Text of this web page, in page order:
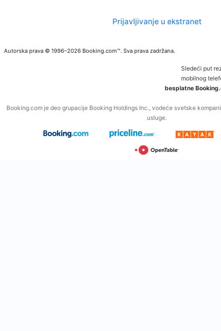
Prijavljivanje u ekstranet
Autorska prava © 1996–2026 Booking.com™. Sva prava zadržana.
Sledeći put
mobilnog
besplatne
Booking.com je deo grupacije Booking Holdings Inc., vodeće svetske
usluge.